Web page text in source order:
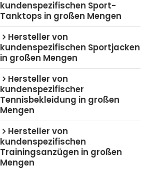
kundenspezifischen Sport-
Tanktops in großen Mengen
Hersteller von
kundenspezifischen Sportjacken
in großen Mengen
Hersteller von
kundenspezifischer
Tennisbekleidung in großen
Mengen
Hersteller von
kundenspezifischen
Trainingsanzügen in großen
Mengen